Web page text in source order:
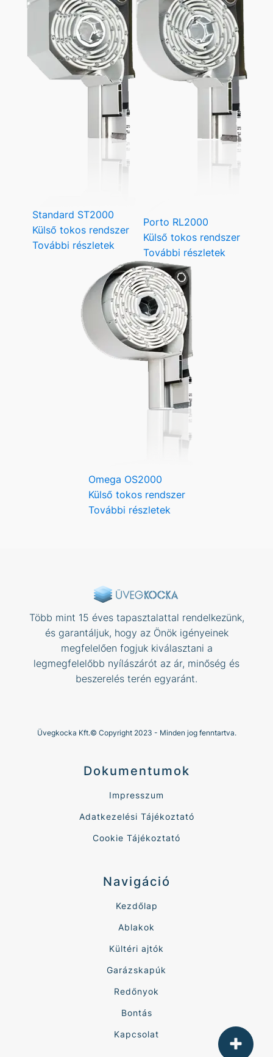
Standard ST2000
Külső tokos rendszer
További részletek
Porto RL2000
Külső tokos rendszer
További részletek
Omega OS2000
Külső tokos rendszer
További részletek
Több mint 15 éves tapasztalattal rendelkezünk,
és garantáljuk, hogy az Önök igényeinek
megfelelően fogjuk kiválasztani a
legmegfelelőbb nyílászárót az ár, minőség és
beszerelés terén egyaránt.
Üvegkocka Kft.© Copyright 2023 - Minden jog fenntartva.
Dokumentumok
Impresszum
Adatkezelési Tájékoztató
Cookie Tájékoztató
Navigáció
Kezdőlap
Ablakok
Kültéri ajtók
Garázskapúk
Redőnyok
Bontás
Kapcsolat